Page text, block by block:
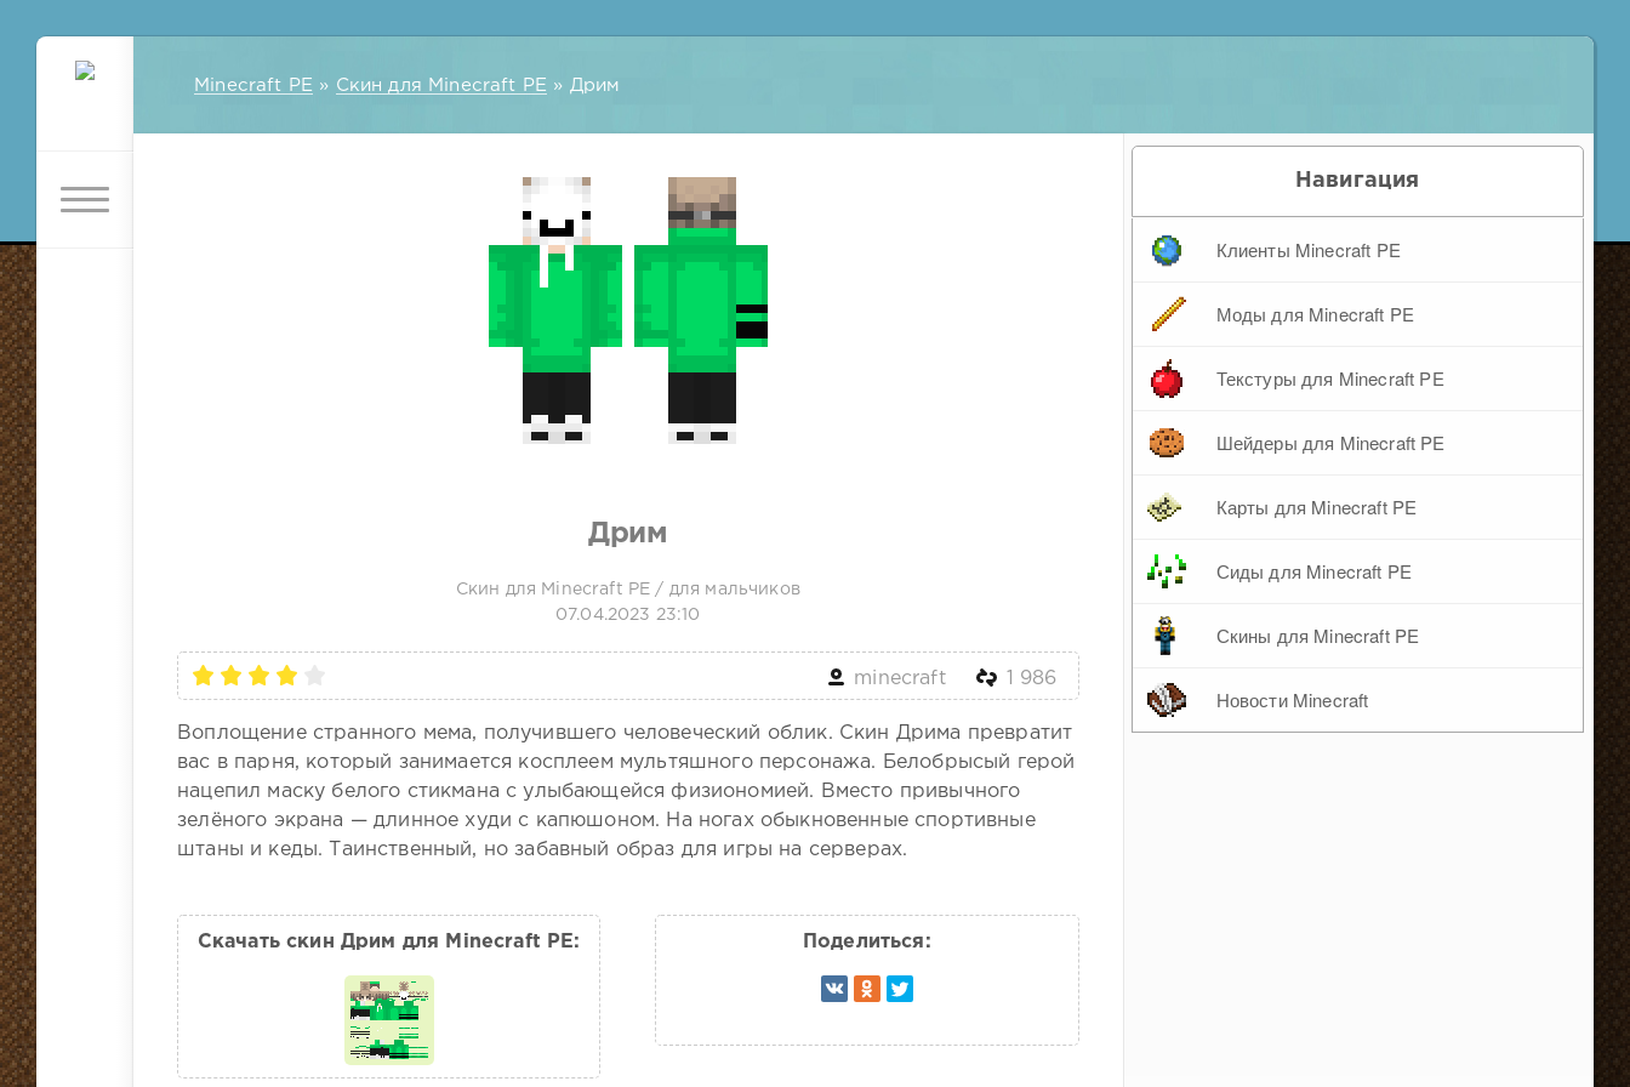
Minecraft PE » Скин для Minecraft PE » Дрим
Дрим
Скин для Minecraft PE / для мальчиков
07.04.2023 23:10
minecraft 1 986
Воплощение странного мема, получившего человеческий облик. Скин Дрима превратит
вас в парня, который занимается косплеем мультяшного персонажа. Белобрысый герой
нацепил маску белого стикмана с улыбающейся физиономией. Вместо привычного
зелёного экрана — длинное худи с капюшоном. На ногах обыкновенные спортивные
штаны и кеды. Таинственный, но забавный образ для игры на серверах.
Скачать скин Дрим для Minecraft PE: Поделиться:
Навигация
Клиенты Minecraft PE
Моды для Minecraft PE
Текстуры для Minecraft PE
Шейдеры для Minecraft PE
Карты для Minecraft PE
Сиды для Minecraft PE
Скины для Minecraft PE
Новости Minecraft